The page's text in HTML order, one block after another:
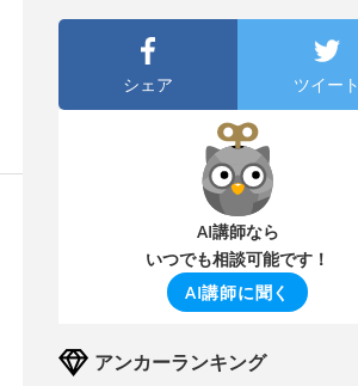
シェア ツイート
AI講師なら
いつでも相談可能です！
AI講師に聞く
アンカーランキング